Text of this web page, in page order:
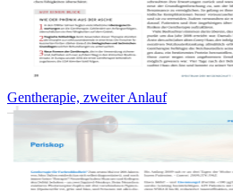
Gentherapie, zweiter Anlauf